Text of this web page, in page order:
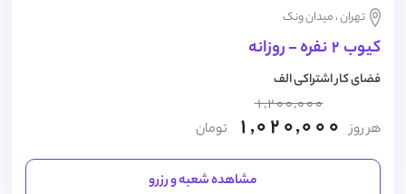
تهران ، میدان ونک
کیوب 2 نفره - روزانه
فضای کار اشتراکی الف
هر روز
1,200,000
1,020,000 تومان
مشاهده شعبه و رزرو